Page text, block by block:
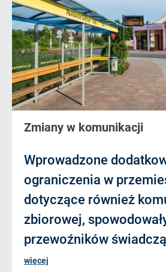
Zmiany w komunikacji
Wprowadzone
ograniczenia w
dotyczące również
zbiorowej,
przewoźników
więcej